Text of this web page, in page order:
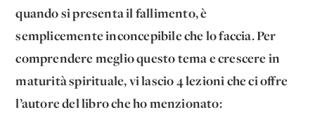
quando si presenta il fallimento, è
semplicemente inconcepibile che lo faccia. Per
comprendere meglio questo tema e crescere in
maturità spirituale, vi lascio 4 lezioni che ci offre
l’autore del libro che ho menzionato: